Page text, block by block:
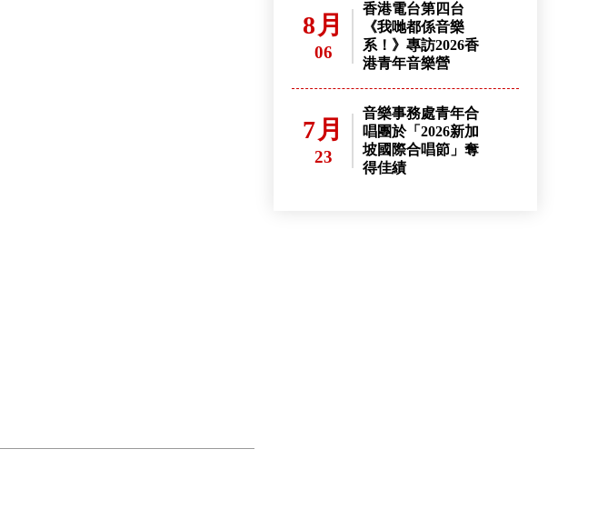
8月
06
香港電台第四台
《我哋都係音樂
系！》專訪2026香
港青年音樂營
7月
23
音樂事務處青年合
唱團於「2026新加
坡國際合唱節」奪
得佳績